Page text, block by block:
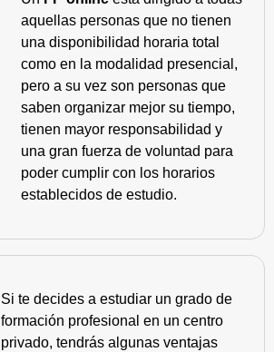
aquellas personas que no tienen
una disponibilidad horaria total
como en la modalidad presencial,
pero a su vez son personas que
saben organizar mejor su tiempo,
tienen mayor responsabilidad y
una gran fuerza de voluntad para
poder cumplir con los horarios
establecidos de estudio.
Si te decides a estudiar un grado de
formación profesional en un centro
privado, tendrás algunas ventajas